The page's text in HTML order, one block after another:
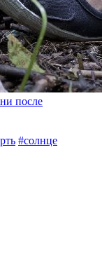
после
#солнце